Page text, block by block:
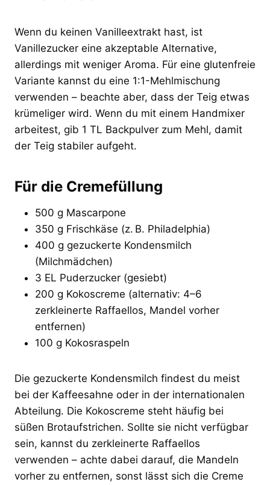
Wenn du keinen Vanilleextrakt hast, ist
Vanillezucker eine akzeptable Alternative,
allerdings mit weniger Aroma. Für eine glutenfreie
Variante kannst du eine 1:1-Mehlmischung
verwenden – beachte aber, dass der Teig etwas
krümeliger wird. Wenn du mit einem Handmixer
arbeitest, gib 1 TL Backpulver zum Mehl, damit
der Teig stabiler aufgeht.
Für die Cremefüllung
500 g Mascarpone
350 g Frischkäse (z. B. Philadelphia)
400 g gezuckerte Kondensmilch
(Milchmädchen)
3 EL Puderzucker (gesiebt)
200 g Kokoscreme (alternativ: 4–6
zerkleinerte Raffaellos, Mandel vorher
entfernen)
100 g Kokosraspeln
Die gezuckerte Kondensmilch findest du meist
bei der Kaffeesahne oder in der internationalen
Abteilung. Die Kokoscreme steht häufig bei
süßen Brotaufstrichen. Sollte sie nicht verfügbar
sein, kannst du zerkleinerte Raffaellos
verwenden – achte dabei darauf, die Mandeln
vorher zu entfernen, sonst lässt sich die Creme